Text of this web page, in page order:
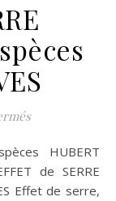
sur EFFET de
de SERRE
Effet de serre,